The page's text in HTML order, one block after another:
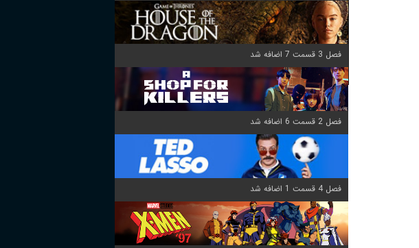
فصل 3 قسمت 7 اضافه شد
فصل 2 قسمت 6 اضافه شد
فصل 4 قسمت 1 اضافه شد